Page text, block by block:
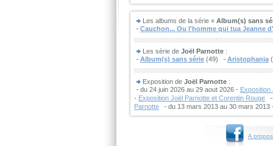
Les albums de la série « Album(s) sans
Cauchon... Ou l'homme qui tua Jeanne
Les série de Joël Parnotte :
Album(s) sans série (49) Aristophania
Exposition de Joël Parnotte :
du 24 juin 2026 au 29 aout 2026 - Exposition
- Exposition Joël Parnotte et Corentin Rouge
Parnotte
du 13 mars 2013 au 30 mars 2013
A